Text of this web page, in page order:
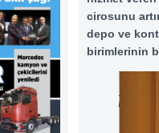
cirosunu
depo ve
birimlerinin